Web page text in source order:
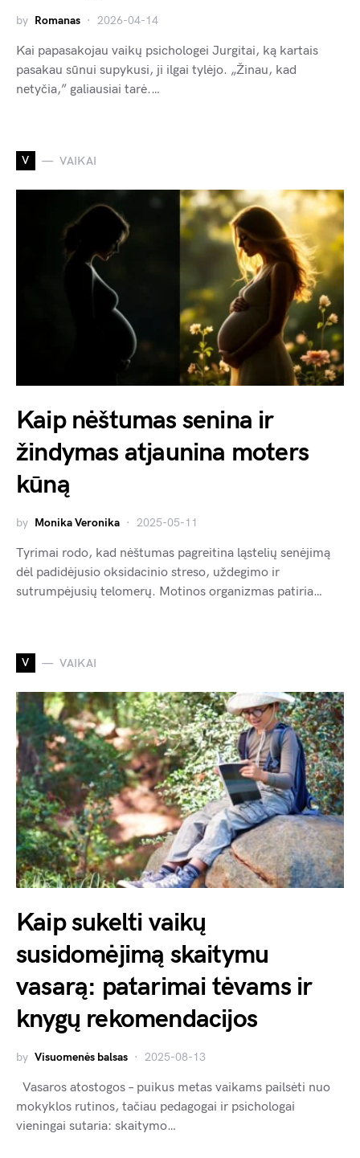
by Romanas 2026-04-14
Kai papasakojau vaikų psichologei Jurgitai, ką kartais
pasakau sūnui supykusi, ji ilgai tylėjo. „Žinau, kad
netyčia,” galiausiai tarė.…
V VAIKAI
Kaip nėštumas senina ir
žindymas atjaunina moters
kūną
by Monika Veronika 2025-05-11
Tyrimai rodo, kad nėštumas pagreitina ląstelių senėjimą
dėl padidėjusio oksidacinio streso, uždegimo ir
sutrumpėjusių telomerų. Motinos organizmas patiria…
V VAIKAI
Kaip sukelti vaikų
susidomėjimą skaitymu
vasarą: patarimai tėvams ir
knygų rekomendacijos
by Visuomenės balsas 2025-08-13
Vasaros atostogos – puikus metas vaikams pailsėti nuo
mokyklos rutinos, tačiau pedagogai ir psichologai
vieningai sutaria: skaitymo…